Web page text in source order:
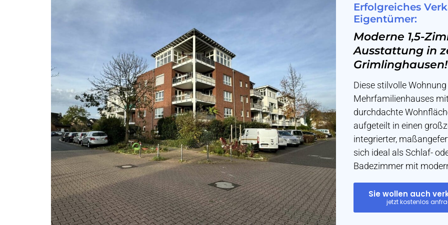
Erfolgreiches
Eigentümer:
Moderne 1,5-
Ausstattung in
Grimlinghausen!
Diese stilvolle
Mehrfamilienhauses
durchdachte
aufgeteilt in einen
integrierter,
sich ideal als Schlaf-
Badezimmer mit
Sie wollen auch